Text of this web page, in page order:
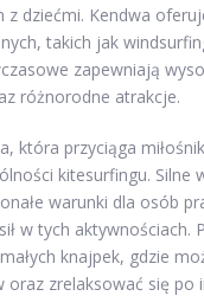
z dziećmi. Kendwa
takich jak
zapewniają
różnorodne atrakcje.
która przyciąga
kitesurfingu. Silne
warunki dla osób
w tych aktywnościach.
knajpek, gdzie
oraz zrelaksować się po